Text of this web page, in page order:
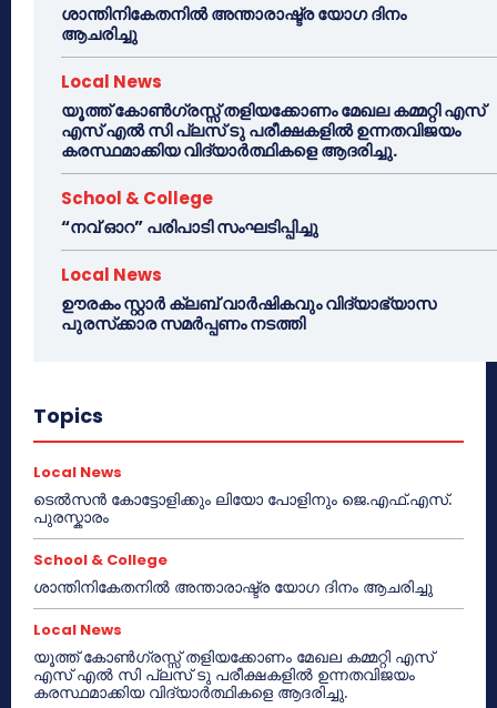
ശാന്തിനികേതനിൽ അന്താരാഷ്ട്ര യോഗ ദിനം
ആചരിച്ചു
Local News
യൂത്ത് കോൺഗ്രസ്സ് തളിയക്കോണം മേഖല കമ്മറ്റി എസ്
എസ് എൽ സി പ്ലസ് ടു പരീക്ഷകളിൽ ഉന്നതവിജയം
കരസ്ഥമാക്കിയ വിദ്യാർത്ഥികളെ ആദരിച്ചു.
School & College
“നവ് ഓറ” പരിപാടി സംഘടിപ്പിച്ചു
Local News
ഊരകം സ്റ്റാർ ക്ലബ് വാർഷികവും വിദ്യാഭ്യാസ
പുരസ്‌ക്കാര സമർപ്പണം നടത്തി
Topics
Local News
ടെൽസൻ കോട്ടോളിക്കും ലിയോ പോളിനും ജെ.എഫ്.എസ്.
പുരസ്കാരം
School & College
ശാന്തിനികേതനിൽ അന്താരാഷ്ട്ര യോഗ ദിനം ആചരിച്ചു
Local News
യൂത്ത് കോൺഗ്രസ്സ് തളിയക്കോണം മേഖല കമ്മറ്റി എസ്
എസ് എൽ സി പ്ലസ് ടു പരീക്ഷകളിൽ ഉന്നതവിജയം
കരസ്ഥമാക്കിയ വിദ്യാർത്ഥികളെ ആദരിച്ചു.